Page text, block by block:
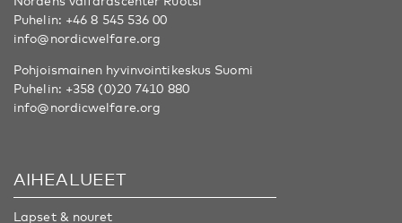
Puhelin: +46 8 545 536 00
info@nordicwelfare.org
Pohjoismainen hyvinvointikeskus Suomi
Puhelin: +358 (0)20 7410 880
info@nordicwelfare.org
AIHEALUEET
Lapset & nouret